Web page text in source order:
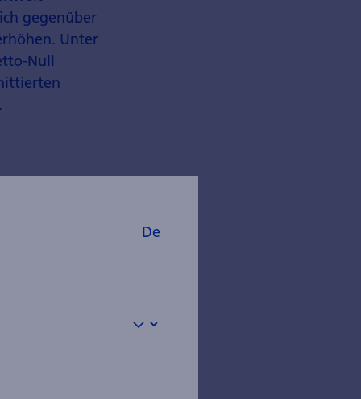
gegenüber
Unter
Null
De